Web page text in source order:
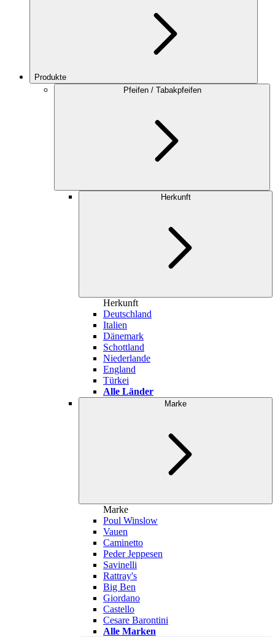
Produkte
Pfeifen / Tabakpfeifen
Herkunft
Herkunft
Deutschland
Italien
Dänemark
Schottland
Niederlande
England
Türkei
Alle Länder
Marke
Marke
Poul Winslow
Vauen
Caminetto
Peder Jeppesen
Savinelli
Rattray's
Big Ben
Giordano
Castello
Cesare Barontini
Alle Marken